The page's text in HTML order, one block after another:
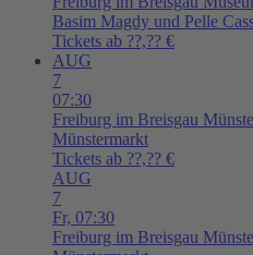
Basim Magdy und Pelle
Tickets ab ??,?? €
AUG
7
07:30
Freiburg im Breisgau
Münstermarkt
Tickets ab ??,?? €
AUG
7
Fr, 07:30
Freiburg im Breisgau